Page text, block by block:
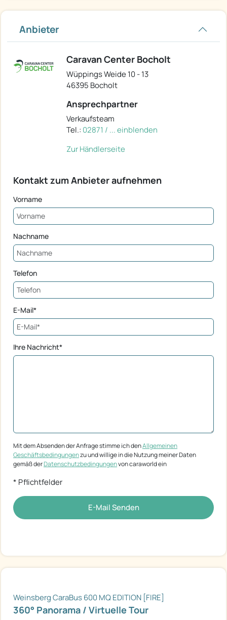
Anbieter
Caravan Center Bocholt
Wüppings Weide 10 - 13
46395 Bocholt
Ansprechpartner
Verkaufsteam
Tel.: 02871 / ... einblenden
Zur Händlerseite
Kontakt zum Anbieter aufnehmen
Vorname
Nachname
Telefon
E-Mail*
Ihre Nachricht*
Mit dem Absenden der Anfrage stimme ich denAllgemeinen
Geschäftsbedingungenzu und willige in die Nutzung meiner Daten
gemäß derDatenschutzbedingungenvon caraworld ein
* Pflichtfelder
E-Mail Senden
Weinsberg CaraBus 600 MQ EDITION [FIRE]
360° Panorama / Virtuelle Tour